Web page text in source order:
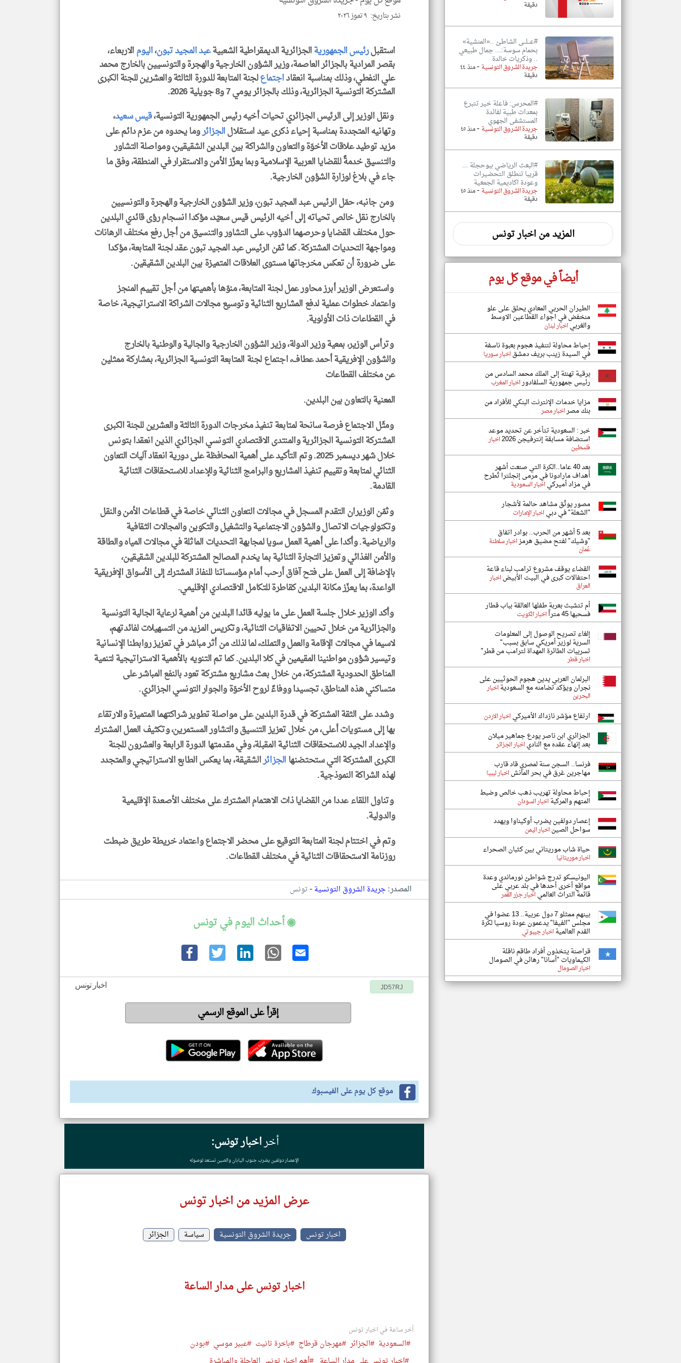
نشر بتاريخ: ٩ تموز ٢٠٢٦
استقبلرئيس الجمهوريةالجزائرية الديمقراطية الشعبيةعبد المجيد تبون،اليومالاربعاء،
بقصر المرادية بالجزائر العاصمة، وزير الشؤون الخارجية والهجرة والتونسيين بالخارج محمد
علي النفطي، وذلك بمناسبة انعقاداجتماعلجنة المتابعة للدورة الثالثة والعشرين للجنة الكبرى
المشتركة التونسية الجزائرية، وذلك بالجزائر يومي 7 و8 جويلية 2026.
ونقل الوزير إلى الرئيس الجزائري تحيات أخيه رئيس الجمهورية التونسية،قيس سعيد،
وتهانيه المتجددة بمناسبة إحياء ذكرى عيد استقلالالجزائروما يحدوه من عزم دائم على
مزيد توطيد علاقات الأخوّة والتعاون والشراكة بين البلدين الشقيقين، ومواصلة التشاور
والتنسيق خدمةً للقضايا العربية الإسلامية وبما يعزّز الأمن والاستقرار في المنطقة، وفق ما
جاء في بلاغ لوزارة الشؤون الخارجية.
ومن جانبه، حمّل الرئيس عبد المجيد تبون، وزير الشؤون الخارجية والهجرة والتونسيين
بالخارج نقل خالص تحياته إلى أخيه الرئيس قيس سعيّد، مؤكدا انسجام رؤى قائدي البلدين
حول مختلف القضايا وحرصهما الدؤوب على التشاور والتنسيق من أجل رفع مختلف الرهانات
ومواجهة التحديات المشتركة. كما ثمّن الرئيس عبد المجيد تبون عقد لجنة المتابعة، مؤكدا
على ضرورة أن تعكس مخرجاتها مستوى العلاقات المتميزة بين البلدين الشقيقين.
واستعرض الوزير أبرز محاور عمل لجنة المتابعة، منوّها بأهميتها من أجل تقييم المنجز
واعتماد خطوات عملية لدفع المشاريع الثنائية وتوسيع مجالات الشراكة الاستراتيجية، خاصة
في القطاعات ذات الأولوية.
وترأس الوزير، بمعية وزير الدولة، وزير الشؤون الخارجية والجالية والوطنية بالخارج
والشؤون الإفريقية أحمد عطاف، اجتماع لجنة المتابعة التونسية الجزائرية، بمشاركة ممثلين
عن مختلف القطاعات
المعنية بالتعاون بين البلدين.
ومثّل الاجتماع فرصة سانحة لمتابعة تنفيذ مخرجات الدورة الثالثة والعشرين للجنة الكبرى
المشتركة التونسية الجزائرية والمنتدى الاقتصادي التونسي الجزائري الذين انعقدا بتونس
خلال شهر ديسمبر 2025. وتم التأكيد على أهمية المحافظة على دورية انعقاد آليات التعاون
الثنائي لمتابعة وتقييم تنفيذ المشاريع والبرامج الثنائية وللإعداد للاستحقاقات الثنائية
القادمة.
وثمّن الوزيران التقدم المسجل في مجالات التعاون الثنائي خاصة في قطاعات الأمن والنقل
وتكنولوجيات الاتصال والشؤون الاجتماعية والتشغيل والتكوين والمجالات الثقافية
والرياضية. وأكدا على أهمية العمل سويا لمجابهة التحديات الماثلة في مجالات المياه والطاقة
والأمن الغذائي وتعزيز التجارة الثنائية بما يخدم المصالح المشتركة للبلدين الشقيقين،
بالإضافة إلى العمل على فتح آفاق أرحب أمام مؤسساتنا للنفاذ المشترك إلى الأسواق الإفريقية
الواعدة، بما يعزّز مكانة البلدين كقاطرة للتكامل الاقتصادي الإقليمي.
وأكد الوزير خلال جلسة العمل على ما يوليه قائدا البلدين من أهمية لرعاية الجالية التونسية
والجزائرية من خلال تحيين الاتفاقيات الثنائية، وتكريس المزيد من التسهيلات لفائدتهم،
لاسيما في مجالات الإقامة والعمل والتملك، لما لذلك من أثر مباشر في تعزيز روابطنا الإنسانية
وتيسير شؤون مواطنينا المقيمين في كلا البلدين. كما تم التنويه بالأهمية الاستراتيجية لتنمية
المناطق الحدودية المشتركة، من خلال بعث مشاريع مشتركة تعود بالنفع المباشر على
متساكني هذه المناطق، تجسيدا ووفاءً لروح الأخوّة والجوار التونسي الجزائري.
وشدد على الثقة المشتركة في قدرة البلدين على مواصلة تطوير شراكتهما المتميزة والارتقاء
بها إلى مستويات أعلى، من خلال تعزيز التنسيق والتشاور المستمرين، وتكثيف العمل المشترك
والإعداد الجيد للاستحقاقات الثنائية المقبلة، وفي مقدمتها الدورة الرابعة والعشرون للجنة
الكبرى المشتركة التي ستحتضنهاالجزائرالشقيقة، بما يعكس الطابع الاستراتيجي والمتجدد
لهذه الشراكة النموذجية.
وتناول اللقاء عددا من القضايا ذات الاهتمام المشترك على مختلف الأصعدة الإقليمية
والدولية.
وتم في اختتام لجنة المتابعة التوقيع على محضر الاجتماع واعتماد خريطة طريق ضبطت
روزنامة الاستحقاقات الثنائية في مختلف القطاعات.
المصدر:جريدة الشروق التونسية-تونس
◉ أحداث اليوم في تونس
اخبار تونس JD57RJ
إقرأ على الموقع الرسمي
موقع كل يوم على الفيسبوك
أخراخبار تونس:
الإعصار دولفين يضرب جنوب اليابان والصين تستعد لوصوله
عرض المزيد من اخبار تونس
اخبار تونس جريدة الشروق التونسية سياسة الجزائر
اخبار تونس على مدار الساعة
أخر ساعة في اخبار تونس
#السعودية #الجزائر #مهرجان قرطاج #باخرة تانيت #عبير موسي #بودن
دقيقة
#عــلــى الشاطئ ..«المنشية»
بحمام سوسة:... جمال طبيعي
.. وذكريات خالدة
جريدة الشروق التونسية - منذ ٤٤
دقيقة
#المحرس: فاعلة خير تتبرع
بمعدات طبية لفائدة
المستشفى الجهوي
جريدة الشروق التونسية - منذ ٤٥
دقيقة
#البعث الرياضي ببوحجلة ...
قريبا تنطلق التحضيرات
وعودة اكاديمية الجمعية
جريدة الشروق التونسية- منذ ٤٥
دقيقة
المزيد من اخبار تونس
أيضاً في موقع كل يوم
الطيران الحربي المعادي يحلق على علو
منخفض في اجواء القطاعين الاوسط
والغربياخبار لبنان
إحباط محاولة لتنفيذ هجوم بعبوة ناسفة
في السيدة زينب بريف دمشقاخبار سوريا
برقية تهنئة إلى الملك محمد السادس من
رئيس جمهورية السلفادوراخبار المغرب
مزايا خدمات الإنترنت البنكي للأفراد من
بنك مصراخبار مصر
خبر : السعودية تتأخر عن تحديد موعد
استضافة مسابقة إنترفيجن 2026 اخبار
فلسطين
بعد 40 عاما..الكرة التي صنعت أشهر
أهداف مارادونا في مرمى إنجلترا تُطرح
في مزاد أميركياخبار السعودية
مصور يوثّق مشاهد حالمة لأشجار
"الشعلة" في دبياخبار الإمارات
بعد 5 أشهر من الحرب.. بوادر اتفاق
"وشيك" لفتح مضيق هرمزاخبار سلطنة
عُمان
القضاء يوقف مشروع ترامب لبناء قاعة
احتفالات كبرى في البيت الأبيضاخبار
العراق
أم تتشبث بعربة طفلها العالقة بباب قطار
فسحبها 45 متراً اخبار الكويت
إلغاء تصريح الوصول إلى المعلومات
السرية لوزير أمريكي سابق بسبب"
تسريبات الطائرة المهداة لترامب من قطر"
اخبار قطر
البرلمان العربي يدين هجوم الحوثيين على
نجران ويؤكد تضامنه مع السعوديةاخبار
البحرين
ارتفاع مؤشر نازداك الأميركياخبار الاردن
الجزائري ابن ناصر يودع جماهير ميلان
بعد إنهاء عقده مع النادياخبار الجزائر
فرنسا.. السجن سنة لمصري قاد قارب
مهاجرين غرق في بحر المانشاخبار ليبيا
إحباط محاولة تهريب ذهب خالص وضبط
المتهم والمركبةاخبار السودان
إعصار دولفين يضرب أوكيناوا ويهدد
سواحل الصيناخبار اليمن
حياة شاب موريتاني بين كثبان الصحراء
اخبار موريتانيا
اليونيسكو تدرج شواطئ نورماندي وعدة
مواقع أخرى أحدها في بلد عربي على
قائمة التراث العالمياخبار جزر القمر
بينهم ممثلو 7 دول عربية.. 13 عضوا في
مجلس "الفيفا" يدعمون عودة روسيا لكرة
القدم العالميةاخبار جيبوتي
قراصنة يتخذون أفراد طاقم ناقلة
الكيماويات "أسانا" رهائن في الصومال
اخبار الصومال